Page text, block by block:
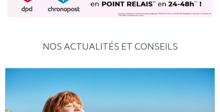
NOS ACTUALITÉS ET CONSEILS